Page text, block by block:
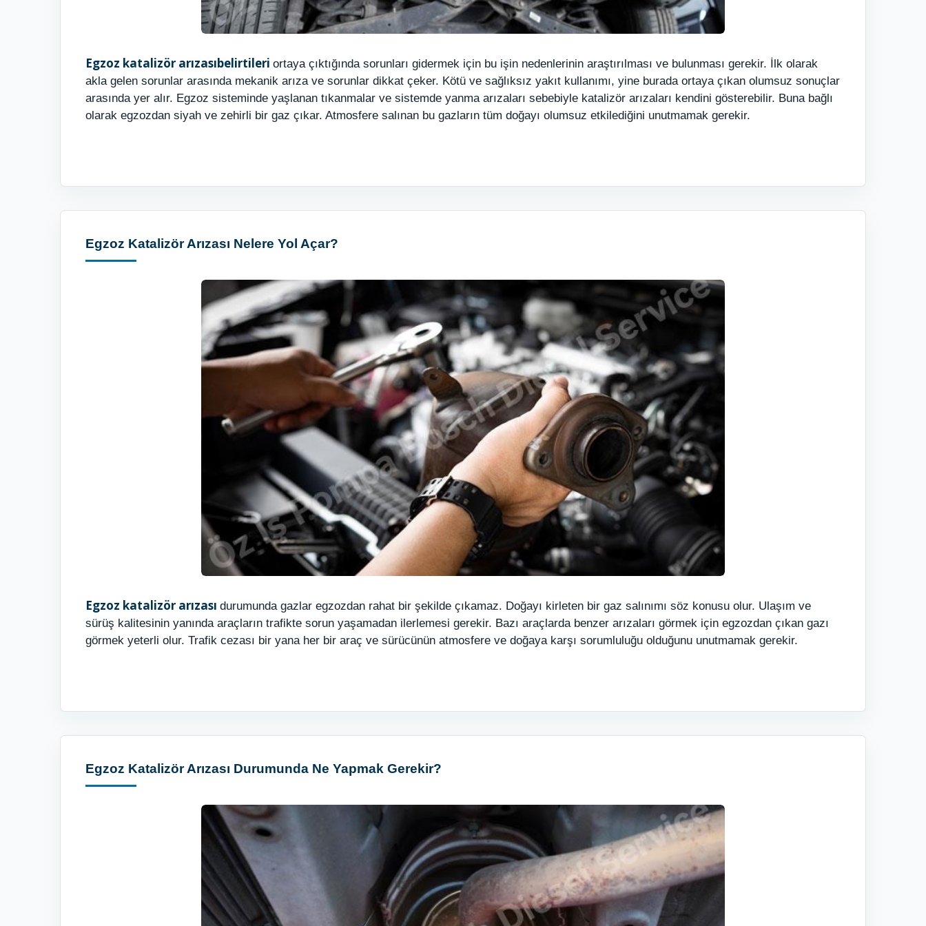
Egzoz katalizör arızasıbelirtileri ortaya çıktığında sorunları gidermek için bu işin nedenlerinin araştırılması ve bulunması gerekir. İlk olarak
akla gelen sorunlar arasında mekanik arıza ve sorunlar dikkat çeker. Kötü ve sağlıksız yakıt kullanımı, yine burada ortaya çıkan olumsuz sonuçlar
arasında yer alır. Egzoz sisteminde yaşlanan tıkanmalar ve sistemde yanma arızaları sebebiyle katalizör arızaları kendini gösterebilir. Buna bağlı
olarak egzozdan siyah ve zehirli bir gaz çıkar. Atmosfere salınan bu gazların tüm doğayı olumsuz etkilediğini unutmamak gerekir.
Egzoz Katalizör Arızası Nelere Yol Açar?
Egzoz katalizör arızası durumunda gazlar egzozdan rahat bir şekilde çıkamaz. Doğayı kirleten bir gaz salınımı söz konusu olur. Ulaşım ve
sürüş kalitesinin yanında araçların trafikte sorun yaşamadan ilerlemesi gerekir. Bazı araçlarda benzer arızaları görmek için egzozdan çıkan gazı
görmek yeterli olur. Trafik cezası bir yana her bir araç ve sürücünün atmosfere ve doğaya karşı sorumluluğu olduğunu unutmamak gerekir.
Egzoz Katalizör Arızası Durumunda Ne Yapmak Gerekir?